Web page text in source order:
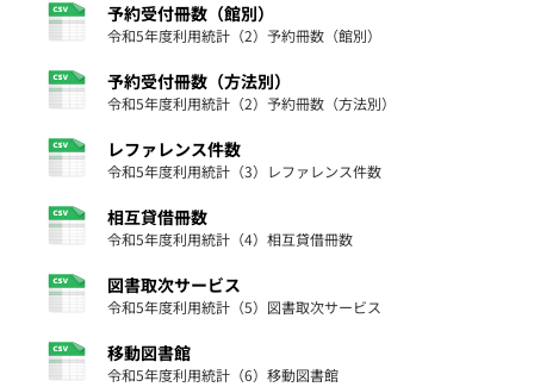
予約受付冊数（館別）
令和5年度利用統計（2）予約冊数（館別）
予約受付冊数（方法別）
令和5年度利用統計（2）予約冊数（方法別）
レファレンス件数
令和5年度利用統計（3）レファレンス件数
相互貸借冊数
令和5年度利用統計（4）相互貸借冊数
図書取次サービス
令和5年度利用統計（5）図書取次サービス
移動図書館
令和5年度利用統計（6）移動図書館